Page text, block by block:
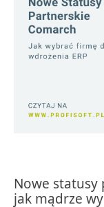
Nowe statusy
jak mądrze